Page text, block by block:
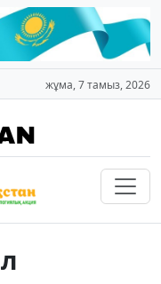
жұма, 7 тамыз, 2026